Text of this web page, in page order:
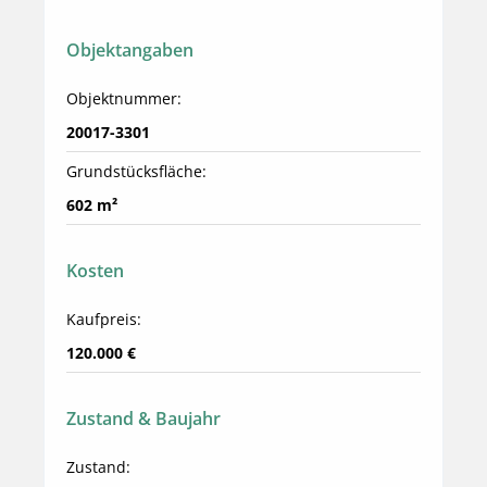
Objektangaben
Objektnummer:
20017-3301
Grundstücksfläche:
602 m²
Kosten
Kaufpreis:
120.000 €
Zustand & Baujahr
Zustand: